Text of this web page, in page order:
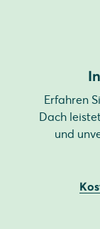
Erfahren
Dach
und